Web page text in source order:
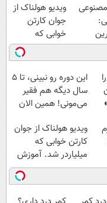
|
قسطی
ویدیو هولناک از
جوان کارتن
خوابی که
میلیاردر شد.
آموزش رایگان
این دوره رو نبینی، تا 5
سال دیگه هم فقیر
می‌مونی! همین الان
ویدیو هولناک از جوان
کارتن خوابی که
میلیاردر شد. آموزش
رایگان